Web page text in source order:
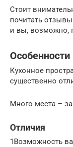
Стоит
почитать
и вы, возможно,
Особенности
Кухонное
существенно
Много места –
Отличия
1Возможность